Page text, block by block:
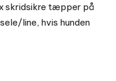
skridsikre tæpper på
line, hvis hunden